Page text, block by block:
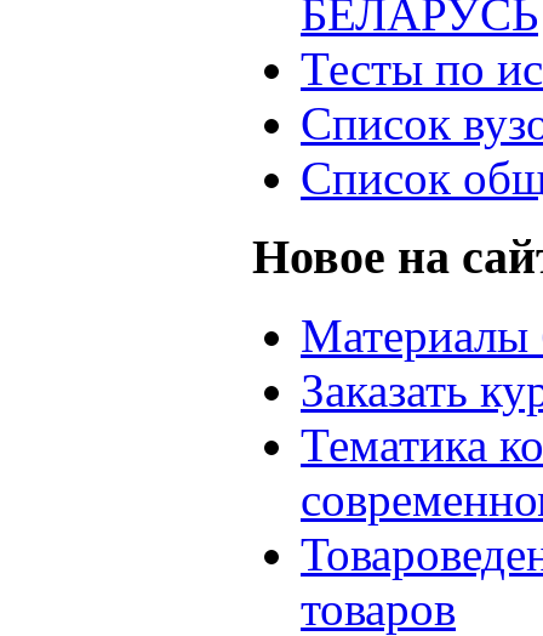
БЕЛАРУСЬ
Тесты по
Список
Список
Новое на
Материалы
Заказать
Тематика
товаров